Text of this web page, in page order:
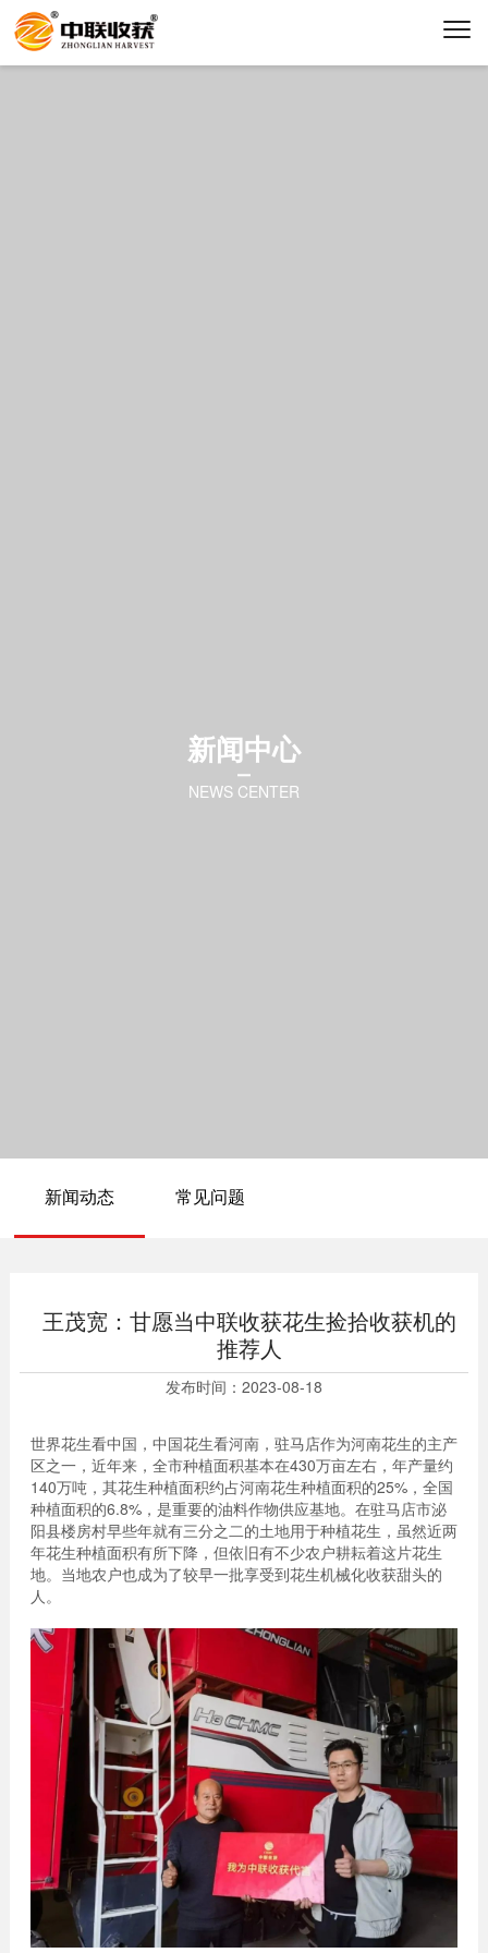
新闻中心
NEWS CENTER
新闻动态 常见问题
王茂宽：甘愿当中联收获花生捡拾收获机的
推荐人
发布时间： 2023-08-18
世界花生看中国，中国花生看河南，驻马店作为河南花生的主产
区之一，近年来，全市种植面积基本在430万亩左右，年产量约
140万吨，其花生种植面积约占河南花生种植面积的25%，全国
种植面积的6.8%，是重要的油料作物供应基地。在驻马店市泌
阳县楼房村早些年就有三分之二的土地用于种植花生，虽然近两
年花生种植面积有所下降，但依旧有不少农户耕耘着这片花生
地。当地农户也成为了较早一批享受到花生机械化收获甜头的
人。